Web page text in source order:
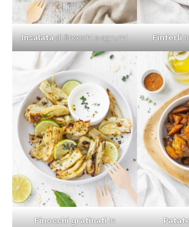
Insalatadi finocchi e agrumi Finferli
Finocchi gratinatiin